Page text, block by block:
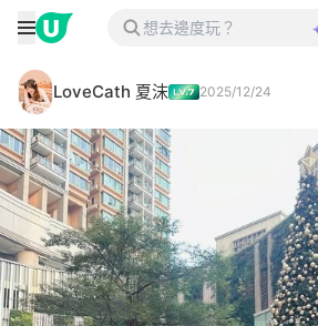
LoveCath 夏沫 2025/12/24